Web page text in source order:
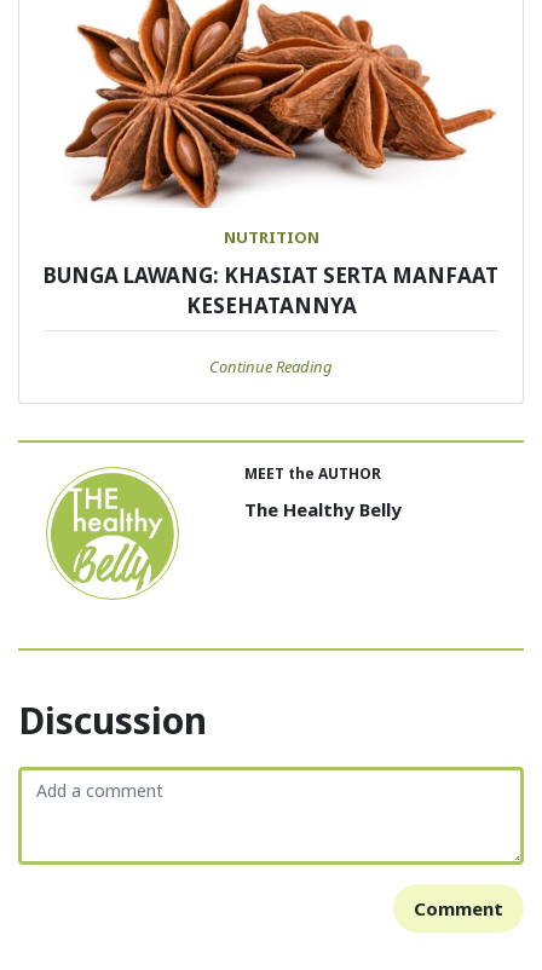
NUTRITION
BUNGA LAWANG: KHASIAT SERTA MANFAAT
KESEHATANNYA
Continue Reading
MEET the AUTHOR
The Healthy Belly
Discussion
Comment